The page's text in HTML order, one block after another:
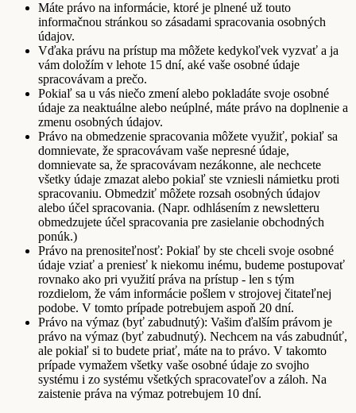
Máte právo na informácie, ktoré je plnené už touto
informačnou stránkou so zásadami spracovania osobných
údajov.
Vďaka právu na prístup ma môžete kedykoľvek vyzvať a ja
vám doložím v lehote 15 dní, aké vaše osobné údaje
spracovávam a prečo.
Pokiaľ sa u vás niečo zmení alebo pokladáte svoje osobné
údaje za neaktuálne alebo neúplné, máte právo na doplnenie a
zmenu osobných údajov.
Právo na obmedzenie spracovania môžete využiť, pokiaľ sa
domnievate, že spracovávam vaše nepresné údaje,
domnievate sa, že spracovávam nezákonne, ale nechcete
všetky údaje zmazat alebo pokiaľ ste vzniesli námietku proti
spracovaniu. Obmedziť môžete rozsah osobných údajov
alebo účel spracovania. (Napr. odhlásením z newsletteru
obmedzujete účel spracovania pre zasielanie obchodných
ponúk.)
Právo na prenositeľnosť: Pokiaľ by ste chceli svoje osobné
údaje vziať a preniesť k niekomu inému, budeme postupovať
rovnako ako pri využití práva na prístup - len s tým
rozdielom, že vám informácie pošlem v strojovej čitateľnej
podobe. V tomto prípade potrebujem aspoň 20 dní.
Právo na výmaz (byť zabudnutý): Vašim ďalším právom je
právo na výmaz (byť zabudnutý). Nechcem na vás zabudnúť,
ale pokiaľ si to budete priať, máte na to právo. V takomto
prípade vymažem všetky vaše osobné údaje zo svojho
systému i zo systému všetkých spracovateľov a záloh. Na
zaistenie práva na výmaz potrebujem 10 dní.